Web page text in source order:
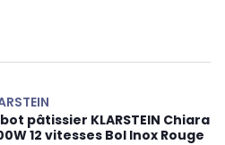
pâtissier KLARSTEIN Chiara
12 vitesses Bol Inox Rouge